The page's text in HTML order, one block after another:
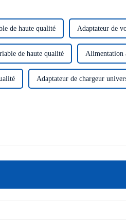
de haute qualité Adaptateur de
de haute qualité Alimentation
Adaptateur de chargeur